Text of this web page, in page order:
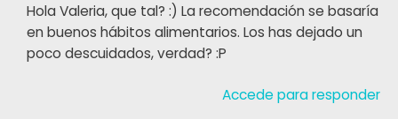
Hola Valeria, que tal? :) La recomendación se basaría
en buenos hábitos alimentarios. Los has dejado un
poco descuidados, verdad? :P
Accede para responder